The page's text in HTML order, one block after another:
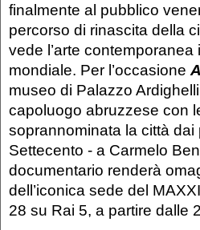
finalmente al pubblico
percorso di rinascita della
vede l’arte
mondiale. Per l’occasione
museo di Palazzo
capoluogo abruzzese con
soprannominata la città
Settecento - a Carmelo
documentario renderà
dell’iconica sede del
28 su Rai 5, a partire dalle